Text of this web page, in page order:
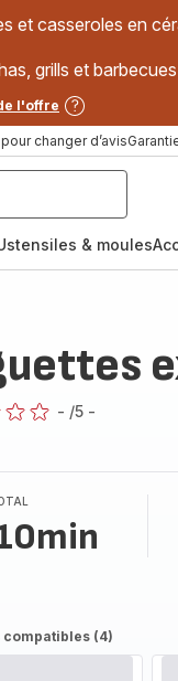
et casseroles en
grills et
l'offre
changer d’avis
& moules
- /5 -
(4)